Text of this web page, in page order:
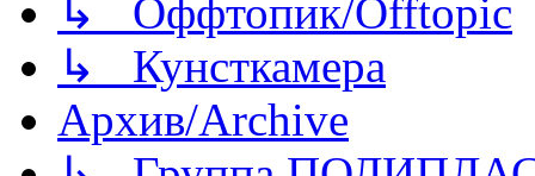
↳ Оффтопик/Offtopic
↳ Кунсткамера
Архив/Archive